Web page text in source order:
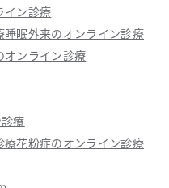
イン診療
睡眠外来のオンライン診療
オンライン診療
療
療花粉症のオンライン診療